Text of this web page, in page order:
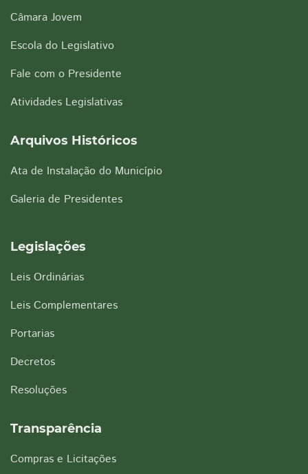
Câmara Jovem
Escola do Legislativo
Fale com o Presidente
Atividades Legislativas
Arquivos Históricos
Ata de Instalação do Município
Galeria de Presidentes
Legislações
Leis Ordinárias
Leis Complementares
Portarias
Decretos
Resoluções
Transparência
Compras e Licitações